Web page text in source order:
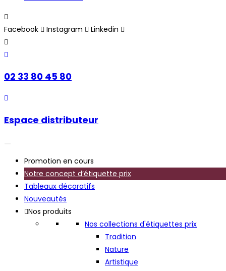
Facebook Instagram Linkedin
02 33 80 45 80
Espace distributeur
Promotion en cours
Notre concept d’étiquette prix
Tableaux décoratifs
Nouveautés
Nos produits
Nos collections d'étiquettes prix
Tradition
Nature
Artistique